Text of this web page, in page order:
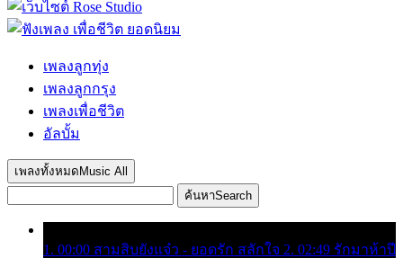
เพลงลูกทุ่ง
เพลงลูกกรุง
เพลงเพื่อชีวิต
อัลบั้ม
เพลงทั้งหมด Music All
ค้นหาSearch
1. 00:00 สามสิบยังแจ๋ว - ยอดรัก สลักใจ 2. 02:49 รักมาห้าปี